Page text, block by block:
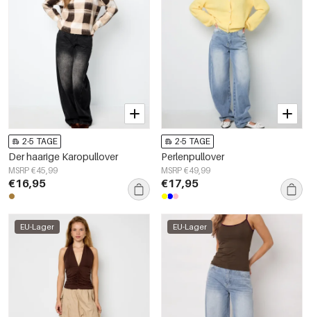
2-5 TAGE
Der haarige Karopullover
MSRP €45,99
€16,95
2-5 TAGE
Perlenpullover
MSRP €49,99
€17,95
EU-Lager EU-Lager